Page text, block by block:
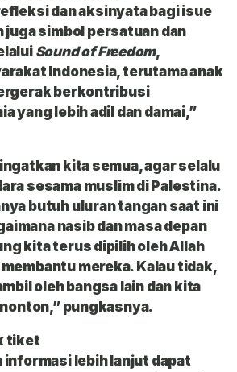
danaksinyatabagiisue
juga simbol persatuan dan
Sound ofFreedom,
Indonesia, terutama anak
berkontribusi
yang lebih adil dan damai,”
kita semua, agar selalu
sesamamuslim di Palestina.
butuh uluran tangan saat ini
nasib dan masa depan
kita terus dipilih olehAllah
mereka. Kalau tidak,
oleh bangsa lain dan kita
pungkasnya.
tiket
informasilebih lanjut dapat